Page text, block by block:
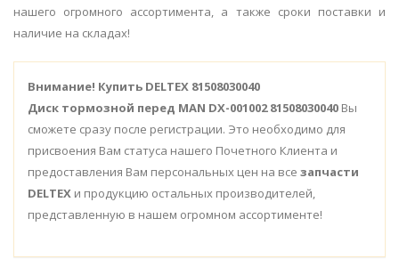
нашего огромного ассортимента, а также сроки поставки и
наличие на складах!
Внимание! Купить DELTEX 81508030040
Диск тормозной перед MAN DX-001002 81508030040 Вы
сможете сразу после регистрации. Это необходимо для
присвоения Вам статуса нашего Почетного Клиента и
предоставления Вам персональных цен на все запчасти
DELTEX и продукцию остальных производителей,
представленную в нашем огромном ассортименте!